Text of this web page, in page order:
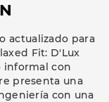
actualizado para
Fit: D'Lux
informal con
presenta una
con una